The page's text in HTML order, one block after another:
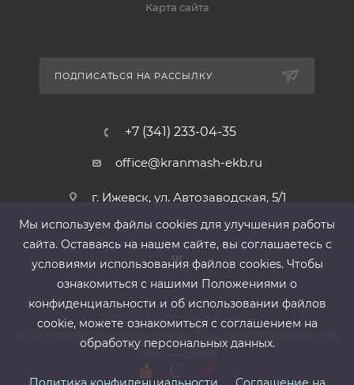
Карта сайта
ПОДПИСАТЬСЯ НА РАССЫЛКУ
+7 (341) 233-04-35
office@kranmash-ekb.ru
г. Ижевск, ул. Автозаводская, 5/1
2013-2026 ©ООО «КранМаш»
ИНН 6678080212, КПП 667801001 ,Р/с 40702810302500019939,
БИК 044525999
Мы используем файлы cооkies для улучшения работы
сайта. Оставаясь на нашем сайте, вы соглашаетесь с
условиями использования файлов cооkies. Чтобы
ознакомиться с нашими Положениями о
конфиденциальности и об использовании файлов
cookie, можете ознакомиться с соглашением на
обработку персональных данных.